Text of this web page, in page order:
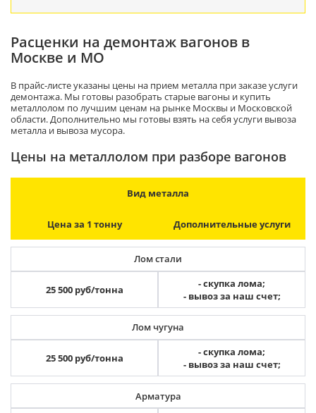
Расценки на демонтаж вагонов в
Москве и МО
В прайс-листе указаны цены на прием металла при заказе услуги
демонтажа. Мы готовы разобрать старые вагоны и купить
металлолом по лучшим ценам на рынке Москвы и Московской
области. Дополнительно мы готовы взять на себя услуги вывоза
металла и вывоза мусора.
Цены на металлолом при разборе вагонов
Вид металла
Цена за 1 тонну Дополнительные услуги
Лом стали
25 500 руб/тонна
- скупка лома;
- вывоз за наш счет;
Лом чугуна
25 500 руб/тонна
- скупка лома;
- вывоз за наш счет;
Арматура